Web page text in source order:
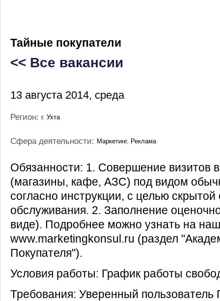
Тайные покупатели
<< Все вакансии
13 августа 2014, среда
Регион: г. Ухта
Сфера деятельности: Маркетинг. Реклама
Обязанности: 1. Совершение визитов
(магазины, кафе, АЗС) под видом
согласно инструкции, с целью скрытой
обслуживания. 2. Заполнение
виде). Подробнее можно узнать на
www.marketingkonsul.ru (раздел
Покупателя").
Условия работы: График работы
Требования: Уверенный